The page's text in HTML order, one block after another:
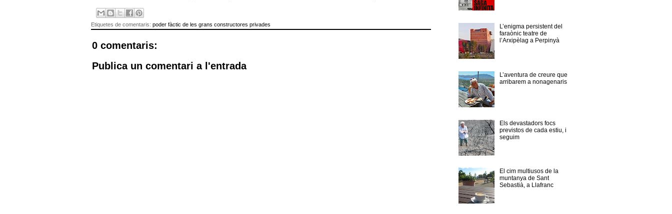
Etiquetes de comentaris: poder fàctic de les grans constructores privades
0 comentaris:
Publica un comentari a l'entrada
L’enigma persistent del
faraònic teatre de
l’Arxipèlag a Perpinyà
L’aventura de creure que
arribarem a nonagenaris
Els devastadors focs
previstos de cada estiu, i
seguim
El cim multiusos de la
muntanya de Sant
Sebastià, a Llafranc